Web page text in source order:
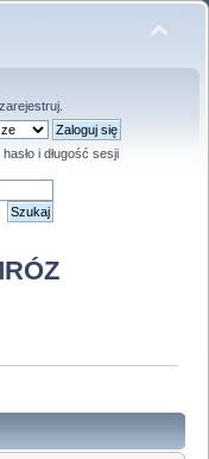
zarejestruj.
i długość sesji